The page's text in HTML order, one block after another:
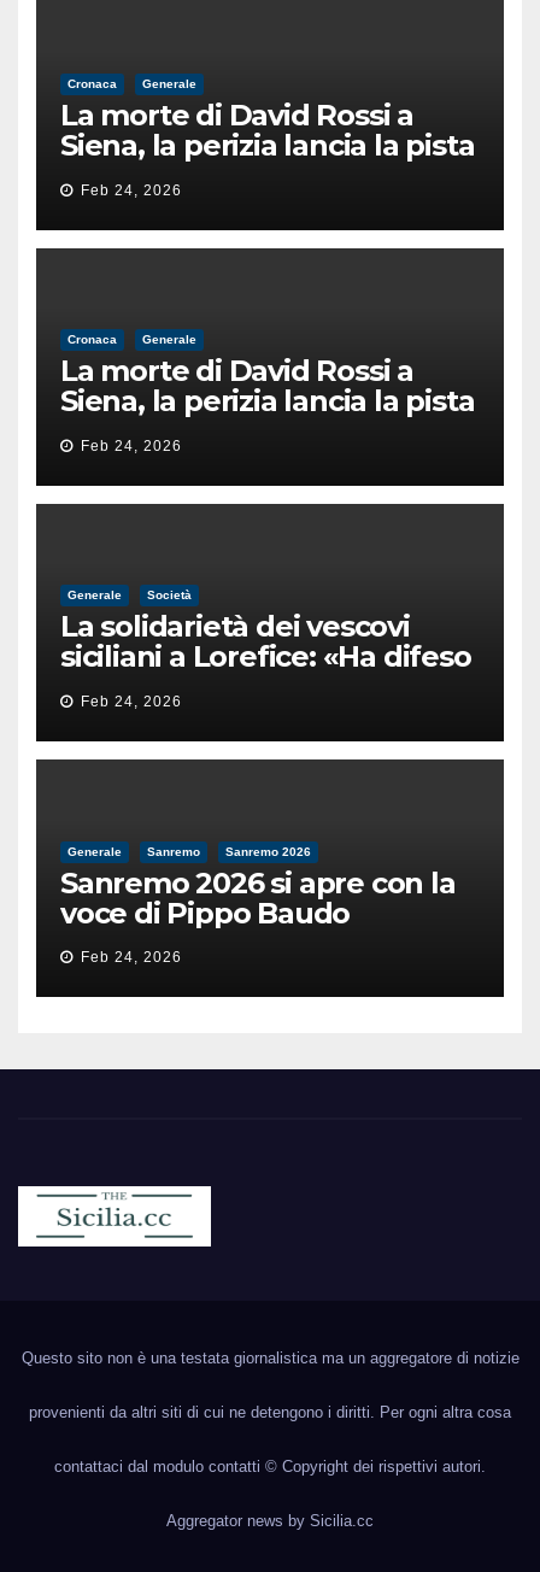
Cronaca Generale
La morte di David Rossi a
Siena, la perizia lancia la pista
di un’intimidazione finita
male
Feb 24, 2026
Cronaca Generale
La morte di David Rossi a
Siena, la perizia lancia la pista
di un’intimidazione finita
male
Feb 24, 2026
Generale Società
La solidarietà dei vescovi
siciliani a Lorefice: «Ha difeso
il valore e la dignità
dell’umanità»
Feb 24, 2026
Generale Sanremo Sanremo 2026
Sanremo 2026 si apre con la
voce di Pippo Baudo
Feb 24, 2026
Questo sito non è una testata giornalistica ma un aggregatore di notizie
provenienti da altri siti di cui ne detengono i diritti. Per ogni altra cosa
contattaci dal modulo contatti © Copyright dei rispettivi autori.
Aggregator news by Sicilia.cc